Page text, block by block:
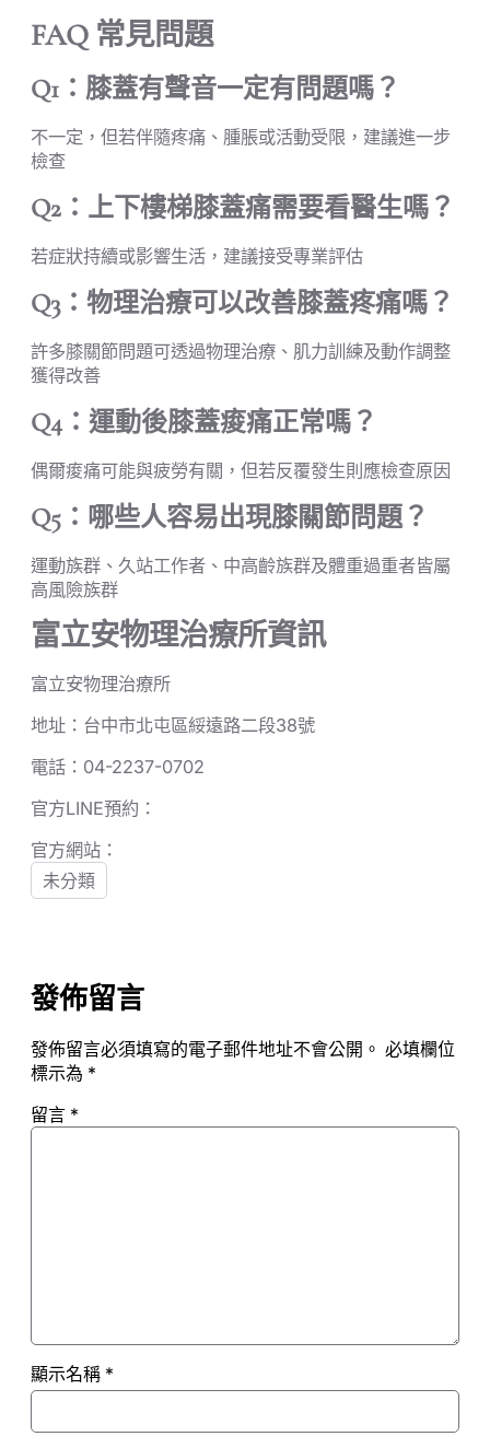
FAQ 常見問題
Q1：膝蓋有聲音一定有問題嗎？
不一定，但若伴隨疼痛、腫脹或活動受限，建議進一步
檢查
Q2：上下樓梯膝蓋痛需要看醫生嗎？
若症狀持續或影響生活，建議接受專業評估
Q3：物理治療可以改善膝蓋疼痛嗎？
許多膝關節問題可透過物理治療、肌力訓練及動作調整
獲得改善
Q4：運動後膝蓋痠痛正常嗎？
偶爾痠痛可能與疲勞有關，但若反覆發生則應檢查原因
Q5：哪些人容易出現膝關節問題？
運動族群、久站工作者、中高齡族群及體重過重者皆屬
高風險族群
富立安物理治療所資訊
富立安物理治療所
地址：台中市北屯區綏遠路二段38號
電話：04-2237-0702
官方LINE預約：
官方網站：
未分類
發佈留言
發佈留言必須填寫的電子郵件地址不會公開。 必填欄位
標示為 *
留言 *
顯示名稱 *